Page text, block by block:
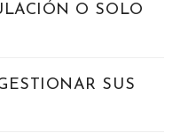
O SOLO
SUS